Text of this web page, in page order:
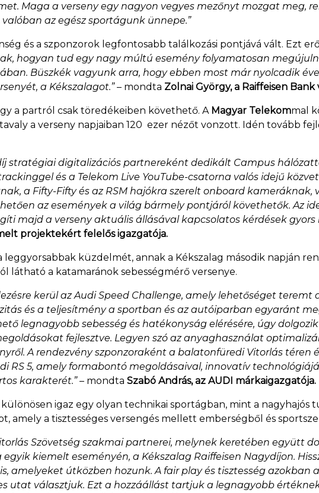
Maga a verseny egy nagyon vegyes mezőnyt mozgat meg,
az egész sportágunk ünnepe.”
és a szponzorok legfontosabb találkozási pontjává vált. Ezt
hogyan tud egy nagy múltú esemény folyamatosan
Büszkék vagyunk arra, hogy ebben most már nyolcadik
a Kékszalagot.”– mondta Zolnai György, a Raiffeisen
a partról csak töredékeiben követhető. A Magyar Telekommal
a verseny napjaiban 120 ezer nézőt vonzott. Idén tovább
stratégiai digitalizációs partnereként dedikált Campus
és a Telekom Live YouTube-csatorna valós idejű
a Fifty-Fifty és az RSM hajókra szerelt onboard
az események a világ bármely pontjáról követhetők. Az
majd a verseny aktuális állásával kapcsolatos kérdések gyors
projektekért felelős igazgatója.
leggyorsabbak küzdelmét, annak a Kékszalag második napján
látható a katamaránok sebességmérő versenye.
kerül az Audi Speed Challenge, amely lehetőséget
és a teljesítmény a sportban és az autóiparban egyaránt
legnagyobb sebesség és hatékonyság elérésére, úgy
fejlesztve. Legyen szó az anyaghasználat
A rendezvény szponzoraként a balatonfüredi Vitorlás
RS 5, amely formabontó megoldásaival, innovatív
karakterét.”– mondta Szabó András, az AUDI márkaigazgatója.
igaz egy olyan technikai sportágban, mint a nagyhajós
amely a tisztességes versengés mellett emberségből és
Szövetség szakmai partnerei, melynek keretében együtt
egyik kiemelt eseményén, a Kékszalag Raiffeisen Nagydíjon.
amelyeket útközben hozunk. A fair play és tisztesség
utat választjuk. Ezt a hozzáállást tartjuk a legnagyobb